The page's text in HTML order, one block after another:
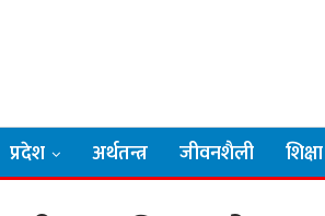
प्रदेश अर्थतन्त्र जीवनशैली शिक्षा